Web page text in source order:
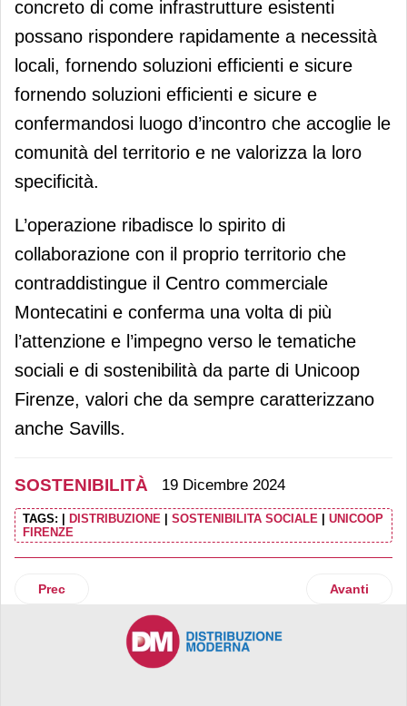
concreto di come infrastrutture esistenti
possano rispondere rapidamente a necessità
locali, fornendo soluzioni efficienti e sicure
fornendo soluzioni efficienti e sicure e
confermandosi luogo d’incontro che accoglie le
comunità del territorio e ne valorizza la loro
specificità.
L’operazione ribadisce lo spirito di
collaborazione con il proprio territorio che
contraddistingue il Centro commerciale
Montecatini e conferma una volta di più
l’attenzione e l’impegno verso le tematiche
sociali e di sostenibilità da parte di Unicoop
Firenze, valori che da sempre caratterizzano
anche Savills.
SOSTENIBILITÀ 19 Dicembre 2024
TAGS: | DISTRIBUZIONE | SOSTENIBILITA SOCIALE | UNICOOP
FIRENZE
Articolo precedente: Spreafico presenta il terzo Bilancio
Prec Articolo
Avanti